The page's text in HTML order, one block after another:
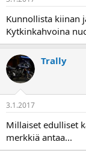
Kunnollista kiinan
Kytkinkahvoina
Trally
3.1.2017
Millaiset edulliset
merkkiä antaa...